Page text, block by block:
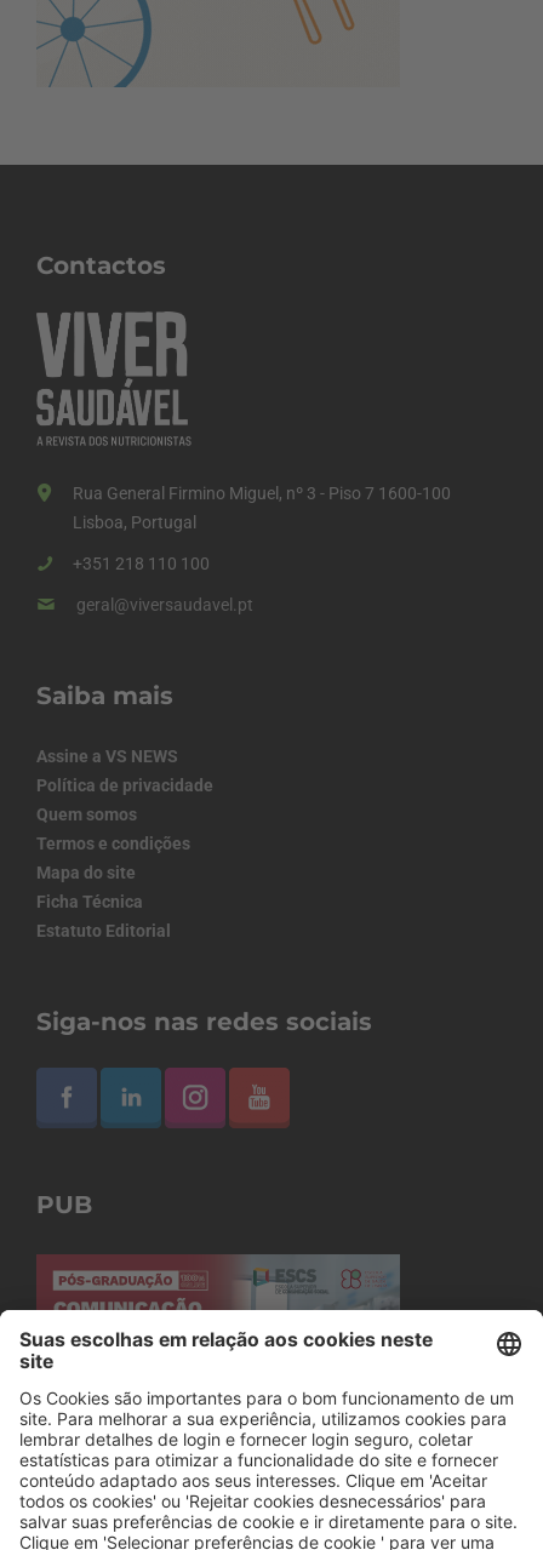
Contactos
Rua General Firmino Miguel, nº 3 - Piso 7 1600-100
Lisboa, Portugal
+351 218 110 100
geral@viversaudavel.pt
Saiba mais
Assine a VS NEWS
Política de privacidade
Quem somos
Termos e condições
Mapa do site
Ficha Técnica
Estatuto Editorial
Siga-nos nas redes sociais
PUB